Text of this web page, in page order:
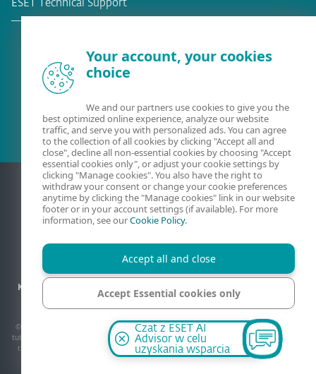
ESET Technical Support
Kontact Informacje prawne
Zgłoś podatność
© 1992 - 2026 ESET spol. s r.o. – Wszelkie prawa zastrzeżone. Znaki towarowe użyte
tutaj są znakami towarowymi lub zarejestrowanymi znakami towarowymi ESET spol. s
r.o. lub ESET North America. Wszystkie inne nazwy oraz marki są zarejestrowanymi
znakami towarowymi poszczególnych podmiotów.
Czat z ESET AI
Advisor w celu
uzyskania wsparcia
Your account, your cookies
choice
We and our partners use cookies to give you the
best optimized online experience, analyze our website
traffic, and serve you with personalized ads. You can agree
to the collection of all cookies by clicking "Accept all and
close", decline all non-essential cookies by choosing "Accept
essential cookies only", or adjust your cookie settings by
clicking "Manage cookies". You also have the right to
withdraw your consent or change your cookie preferences
anytime by clicking the "Manage cookies" link in our website
footer or in your account settings (if available). For more
information, see ourCookie Policy.
Accept all and close
Accept Essential cookies only
Manage cookies